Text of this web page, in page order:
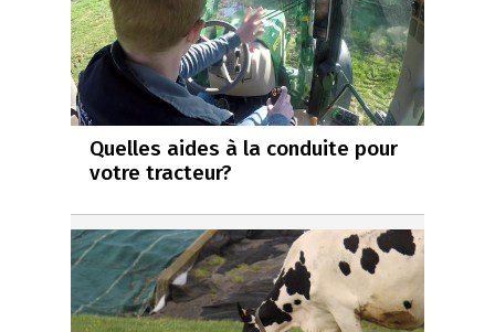
Quelles aides à la conduite pour
votre tracteur?